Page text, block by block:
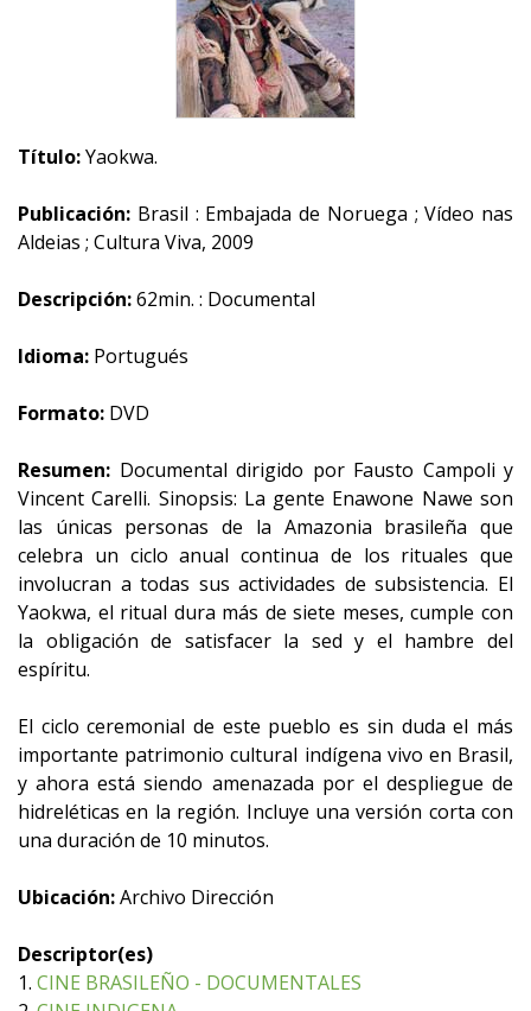
Título:Yaokwa.
Publicación: Brasil : Embajada de Noruega ; Vídeo nas
Aldeias ; Cultura Viva, 2009
Descripción:62min. : Documental
Idioma: Portugués
Formato: DVD
Resumen: Documental dirigido por Fausto Campoli y
Vincent Carelli. Sinopsis: La gente Enawone Nawe son
las únicas personas de la Amazonia brasileña que
celebra un ciclo anual continua de los rituales que
involucran a todas sus actividades de subsistencia. El
Yaokwa, el ritual dura más de siete meses, cumple con
la obligación de satisfacer la sed y el hambre del
espíritu.
El ciclo ceremonial de este pueblo es sin duda el más
importante patrimonio cultural indígena vivo en Brasil,
y ahora está siendo amenazada por el despliegue de
hidreléticas en la región. Incluye una versión corta con
una duración de 10 minutos.
Ubicación:Archivo Dirección
Descriptor(es)
1. CINE BRASILEÑO - DOCUMENTALES